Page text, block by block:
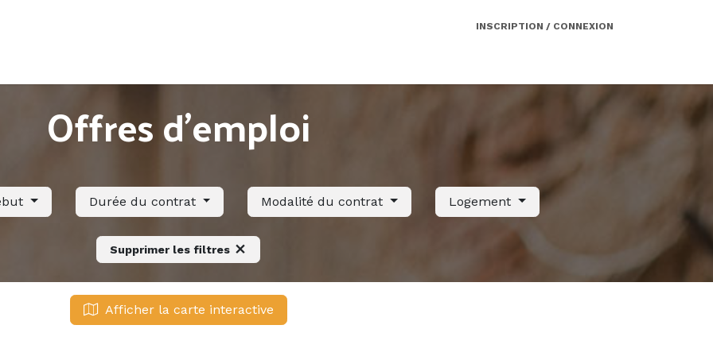
INSCRIPTION / CONNEXION
Offres d'emploi
Durée du contrat Modalité du contrat Logement
Supprimer les filtres
Afficher la carte interactive